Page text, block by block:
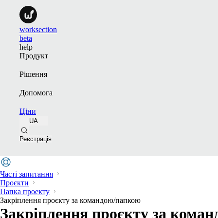
worksection
beta
help
Продукт
Рішення
Допомога
Ціни
UA
Реєстрація
Часті запитання
Проєкти
Папка проекту
Закріплення проєкту за командою/папкою
Закріплення проєкту за